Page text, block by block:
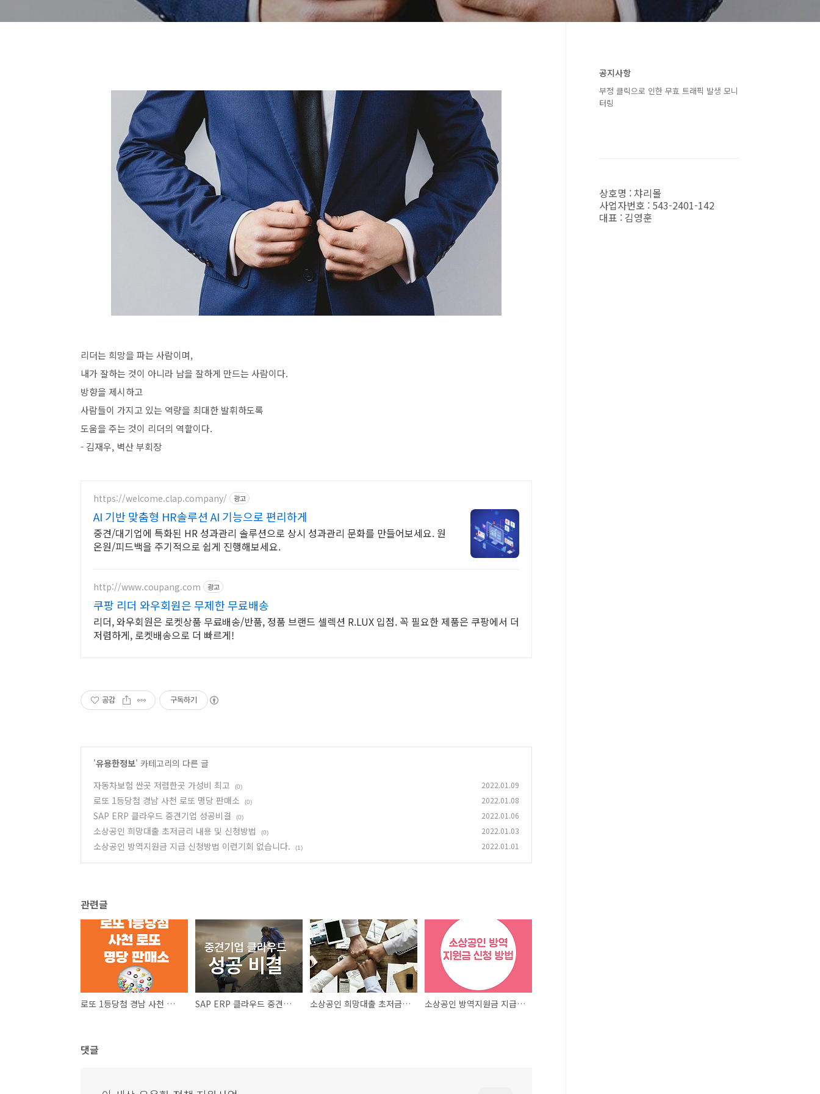
리더는 희망을 파는 사람이며,
내가 잘하는 것이 아니라 남을 잘하게 만드는 사람이다.
방향을 제시하고
사람들이 가지고 있는 역량을 최대한 발휘하도록
도움을 주는 것이 리더의 역할이다.
- 김재우, 벽산 부회장
https://welcome.clap.company/ 광고
AI 기반 맞춤형 HR솔루션 AI 기능으로 편리하게
중견/대기업에 특화된 HR 성과관리 솔루션으로 상시 성과관리 문화를 만들어보세요. 원
온원/피드백을 주기적으로 쉽게 진행해보세요.
http://www.coupang.com 광고
쿠팡 리더 와우회원은 무제한 무료배송
리더, 와우회원은 로켓상품 무료배송/반품, 정품 브랜드 셀렉션 R.LUX 입점. 꼭 필요한 제품은 쿠팡에서 더
저렴하게, 로켓배송으로 더 빠르게!
공감 구독하기
'유용한정보' 카테고리의 다른 글
자동차보험 싼곳 저렴한곳 가성비 최고
(0) 2022.01.09
로또 1등당첨 경남 사천 로또 명당 판매소 (0) 2022.01.08
SAP ERP 클라우드 중견기업 성공비결 (0) 2022.01.06
소상공인 희망대출 초저금리 내용 및 신청방법 (0) 2022.01.03
소상공인 방역지원금 지급 신청방법 이런기회 없습니다. (1) 2022.01.01
관련글
로또 1등당첨 경남 사천 로또 명당 판매소 SAP ERP 클라우드 중견기업 성공비결 소상공인 희망대출 초저금리 내용 및 신청방법 소상공인 방역지원금 지급 신청방법 이런기회 없습니다.
댓글
공지사항
부정 클릭으로 인한 무효 트래픽 발생 모니
터링
상호명 : 챠리몰
사업자번호 : 543-2401-142
대표 : 김영훈